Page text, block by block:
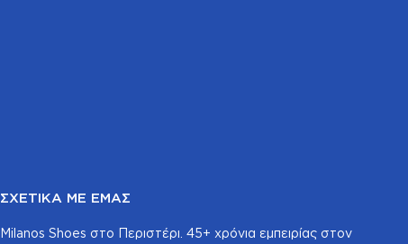
ΣΧΕΤΙΚΆ ΜΕ ΕΜΆΣ
Milanos Shoes στο Περιστέρι. 45+ χρόνια εμπειρίας στον